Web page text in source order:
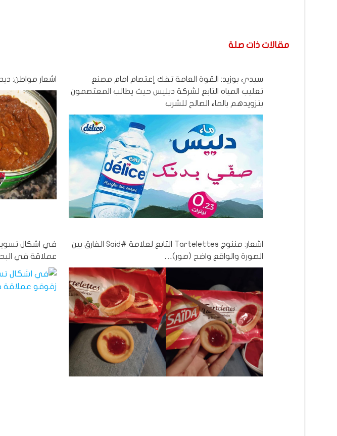
مقالات ذات صلة
سيدي بوزيد: القوة العامة تفك إعتصام امام مصنع
تعليب المياه التابع لشركة ديليس حيث يطالب المعتصمون
بتزويدهم بالماء الصالح للشرب
اشعار مواطن:
اشعار: مننوج Tartelettes التابع لعلامة #Said الفارق بين
الصورة والواقع واضح (صور)…
في اشكال
عملاقة في